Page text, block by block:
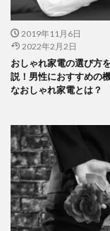
2019年11月6日
2022年2月2日
おしゃれ家電の選び方
説！男性におすすめの
なおしゃれ家電とは？